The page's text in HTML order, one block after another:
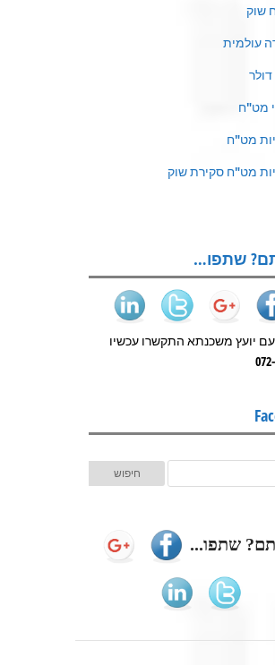
שוק
עולמית
מט"ח
מט"ח
מט"ח סקירת שוק
שתפו…
יועץ משכנתא התקשרו עכשיו
שתפו...